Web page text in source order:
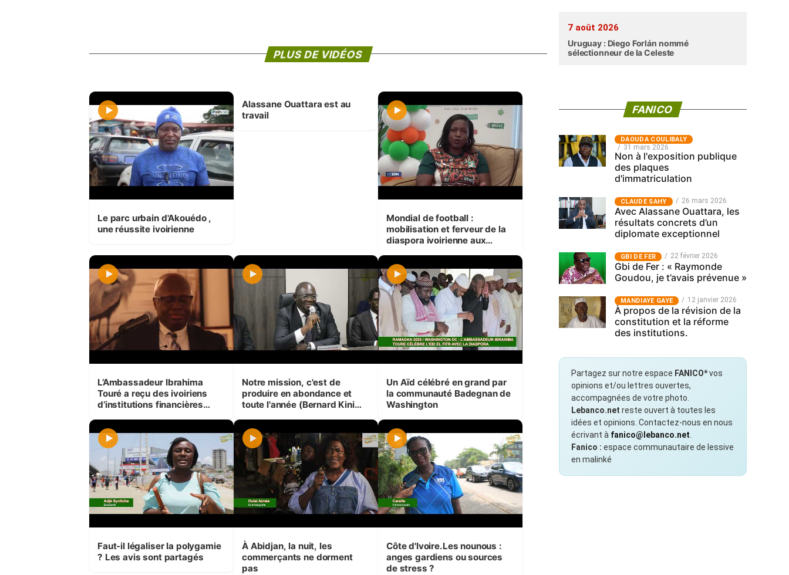
PLUS DE VIDÉOS
Le parc urbain d'Akouédo ,
une réussite ivoirienne
Alassane Ouattara est au
travail
Mondial de football :
mobilisation et ferveur de la
diaspora ivoirienne aux
L’Ambassadeur Ibrahima
Touré a reçu des ivoiriens
d’institutions financières
Notre mission, c'est de
produire en abondance et
toute l'année (Bernard Kini
Un Aïd célébré en grand par
la communauté Badegnan de
Washington
Faut-il légaliser la polygamie
? Les avis sont partagés
À Abidjan, la nuit, les
commerçants ne dorment
pas
Côte d'Ivoire.Les nounous :
anges gardiens ou sources
de stress ?
7 août 2026
Uruguay : Diego Forlán nommé
sélectionneur de la Celeste
FANICO
‎DAOUDA COULIBALY
31 mars 2026
Non à l'exposition publique
des plaques
d'immatriculation
CLAUDE SAHY 26 mars 2026
Avec Alassane Ouattara, les
résultats concrets d’un
diplomate exceptionnel
GBI DE FER 22 février 2026
Gbi de Fer : « Raymonde
Goudou, je t’avais prévenue »
MANDIAYE GAYE 12 janvier 2026
À propos de la révision de la
constitution et la réforme
des institutions.
Partagez sur notre espace FANICO*vos
opinions et/ou lettres ouvertes,
accompagnées de votre photo.
Lebanco.net reste ouvert à toutes les
idées et opinions. Contactez-nous en nous
écrivant à fanico@lebanco.net.
Fanico : espace communautaire de lessive
en malinké